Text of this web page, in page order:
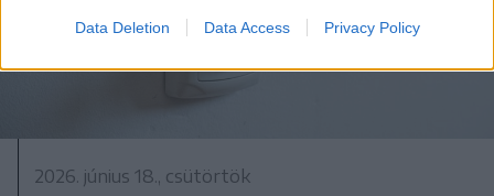
Data Deletion Data Access Privacy Policy
2026. június 18., csütörtök